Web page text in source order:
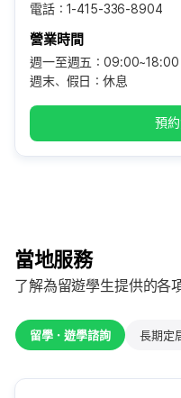
電話：1-415-336-8904
營業時間
週一至週五：09:00~18:00
週末、假日：休息
預
當地服務
了解為留遊學生提供的各
留學・遊學諮詢 長期定